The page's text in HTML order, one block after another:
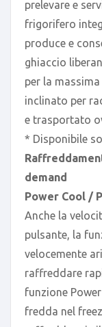
prelevare e
frigorifero
produce e
ghiaccio
per la
inclinato per
e trasportato
* Disponibile
demand
Power Cool /
Anche la
pulsante, la
velocemente
raffreddare
funzione
fredda nel